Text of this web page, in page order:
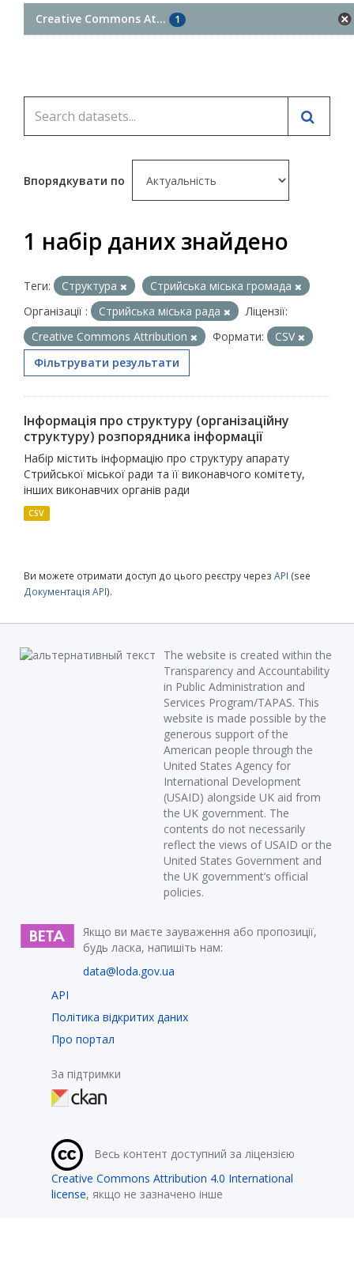
Creative Commons At... 1
Впорядкувати по
1 набір даних знайдено
Теги: Структура
Стрийська міська громада
Організації :
Стрийська міська рада
Ліцензії:
Creative Commons Attribution
Формати:
CSV
Фільтрувати результати
Інформація про структуру (організаційну
структуру) розпорядника інформації
Набір містить інформацію про структуру апарату
Стрийської міської ради та її виконавчого комітету,
інших виконавчих органів ради
CSV
Ви можете отримати доступ до цього реєстру через API (see
Документація API).
The website is created within the
Transparency and Accountability
in Public Administration and
Services Program/TAPAS. This
website is made possible by the
generous support of the
American people through the
United States Agency for
International Development
(USAID) alongside UK aid from
the UK government. The
contents do not necessarily
reflect the views of USAID or the
United States Government and
the UK government’s official
policies.
Якщо ви маєте зауваження або пропозиції,
будь ласка, напишіть нам:
data@loda.gov.ua
API
Політика відкритих даних
Про портал
За підтримки
Весь контент доступний за ліцензією
Creative Commons Attribution 4.0 International
license, якщо не зазначено інше